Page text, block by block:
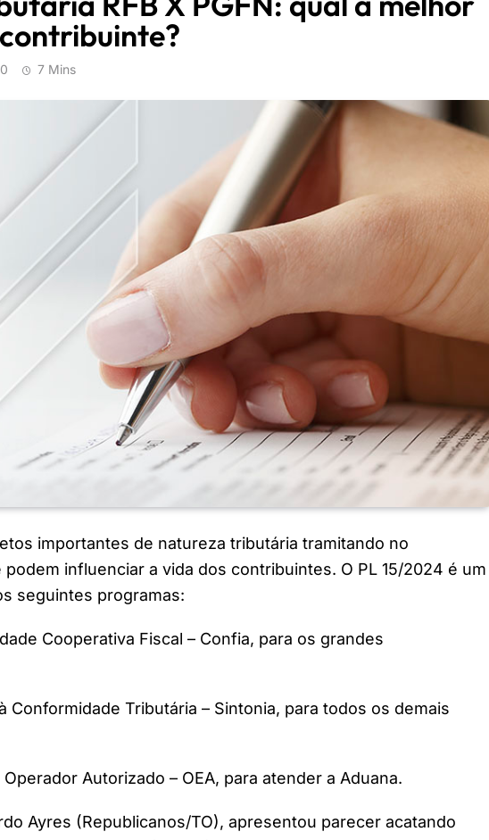
0 7 Mins
importantes de natureza tributária tramitando no
influenciar a vida dos contribuintes. O PL 15/2024 é um
seguintes programas:
Cooperativa Fiscal – Confia, para os grandes
Conformidade Tributária – Sintonia, para todos os demais
Autorizado – OEA, para atender a Aduana.
Ayres (Republicanos/TO), apresentou parecer acatando